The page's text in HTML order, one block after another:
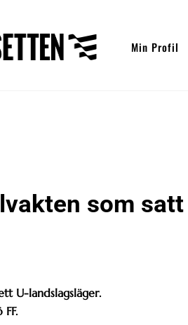
Min Profil
som satt
U-landslagsläger.